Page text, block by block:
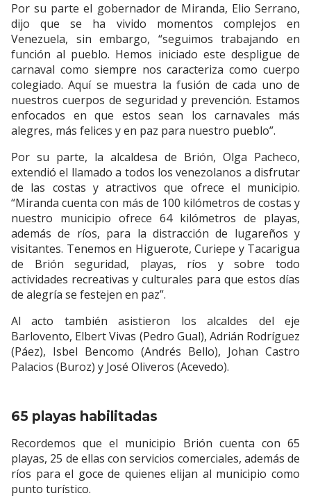
Por su parte el gobernador de Miranda, Elio Serrano,
dijo que se ha vivido momentos complejos en
Venezuela, sin embargo, “seguimos trabajando en
función al pueblo. Hemos iniciado este despligue de
carnaval como siempre nos caracteriza como cuerpo
colegiado. Aquí se muestra la fusión de cada uno de
nuestros cuerpos de seguridad y prevención. Estamos
enfocados en que estos sean los carnavales más
alegres, más felices y en paz para nuestro pueblo”.
Por su parte, la alcaldesa de Brión, Olga Pacheco,
extendió el llamado a todos los venezolanos a disfrutar
de las costas y atractivos que ofrece el municipio.
“Miranda cuenta con más de 100 kilómetros de costas y
nuestro municipio ofrece 64 kilómetros de playas,
además de ríos, para la distracción de lugareños y
visitantes. Tenemos en Higuerote, Curiepe y Tacarigua
de Brión seguridad, playas, ríos y sobre todo
actividades recreativas y culturales para que estos días
de alegría se festejen en paz”.
Al acto también asistieron los alcaldes del eje
Barlovento, Elbert Vivas (Pedro Gual), Adrián Rodríguez
(Páez), Isbel Bencomo (Andrés Bello), Johan Castro
Palacios (Buroz) y José Oliveros (Acevedo).
65 playas habilitadas
Recordemos que el municipio Brión cuenta con 65
playas, 25 de ellas con servicios comerciales, además de
ríos para el goce de quienes elijan al municipio como
punto turístico.